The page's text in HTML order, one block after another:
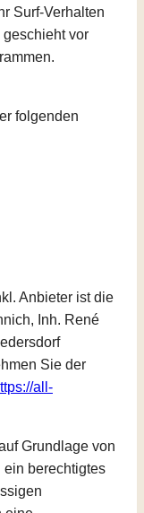
Surf-Verhalten
vor
folgenden
Anbieter ist die
Inh. René
Sie der
all-
Grundlage von
ein berechtigtes